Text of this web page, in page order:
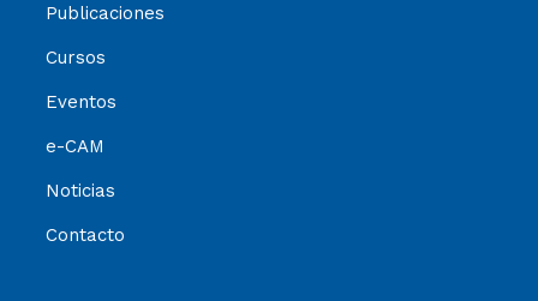
Publicaciones
Cursos
Eventos
e-CAM
Noticias
Contacto